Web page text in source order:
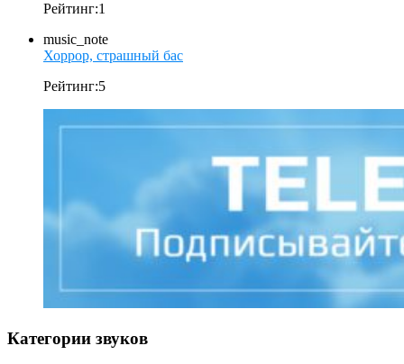
Рейтинг:1
music_note
Хоррор, страшный бас
Рейтинг:5
Категории звуков